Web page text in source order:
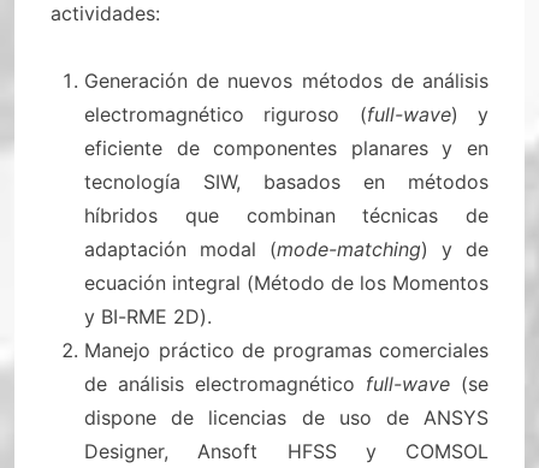
actividades:
Generación de nuevos métodos de análisis
electromagnético riguroso (full-wave) y
eficiente de componentes planares y en
tecnología SIW, basados en métodos
híbridos que combinan técnicas de
adaptación modal (mode-matching) y de
ecuación integral (Método de los Momentos
y BI-RME 2D).
Manejo práctico de programas comerciales
de análisis electromagnético full-wave (se
dispone de licencias de uso de ANSYS
Designer, Ansoft HFSS y COMSOL